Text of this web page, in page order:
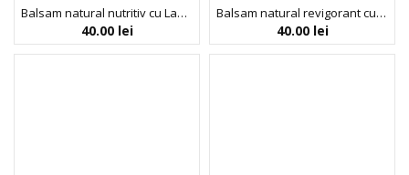
Balsam natural nutritiv cu Lavanda si muscata pentru par normal si uscat, Faith in Nature, 400ml
40.00 lei
Balsam natural revigorant cu grapefruit si portocale, pentru par normal sau gras, Faith in Nature, 400 ml
40.00 lei